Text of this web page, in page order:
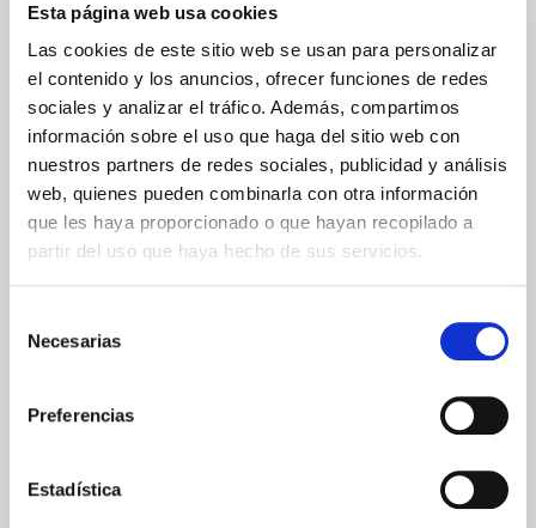
Esta página web usa cookies
Las cookies de este sitio web se usan para personalizar
el contenido y los anuncios, ofrecer funciones de redes
sociales y analizar el tráfico. Además, compartimos
información sobre el uso que haga del sitio web con
nuestros partners de redes sociales, publicidad y análisis
web, quienes pueden combinarla con otra información
que les haya proporcionado o que hayan recopilado a
partir del uso que haya hecho de sus servicios.
Necesarias
Preferencias
Estadística
ENVIOS Y DESTINOS
ESPAÑA
Península
Islas Baleares
Islas Canarias
UNIÓN EUROPEA
GARANTÍA DE CALIDAD